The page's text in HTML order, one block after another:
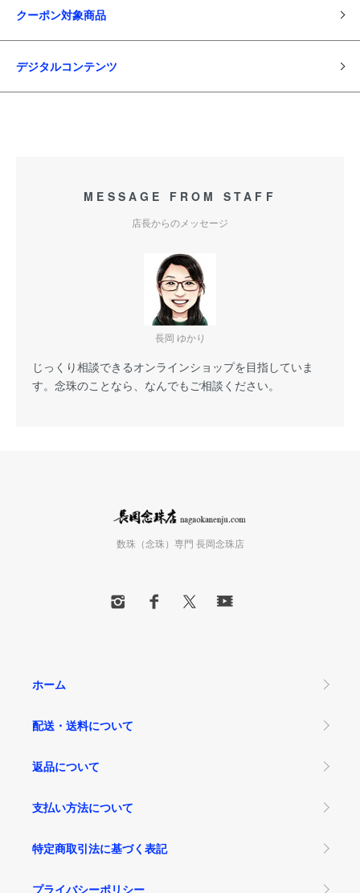
クーポン対象商品
デジタルコンテンツ
MESSAGE FROM STAFF
店長からのメッセージ
長岡 ゆかり
じっくり相談できるオンラインショップを目指していま
す。念珠のことなら、なんでもご相談ください。
数珠（念珠）専門 長岡念珠店
ホーム
配送・送料について
返品について
支払い方法について
特定商取引法に基づく表記
プライバシーポリシー